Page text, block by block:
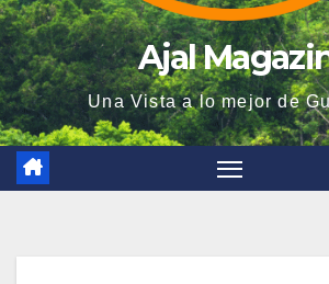
Ajal
Una Vista a lo mejor de